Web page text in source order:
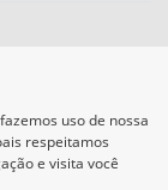
uso de nossa
respeitamos
e visita você